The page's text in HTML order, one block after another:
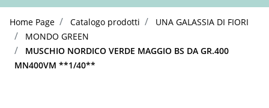
Home Page Catalogo prodotti
UNA GALASSIA DI FIORI
MONDO GREEN
MUSCHIO NORDICO VERDE MAGGIO BS DA GR.400
MN400VM **1/40**